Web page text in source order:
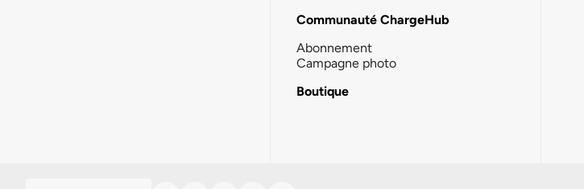
Communauté ChargeHub
Abonnement
Campagne photo
Boutique